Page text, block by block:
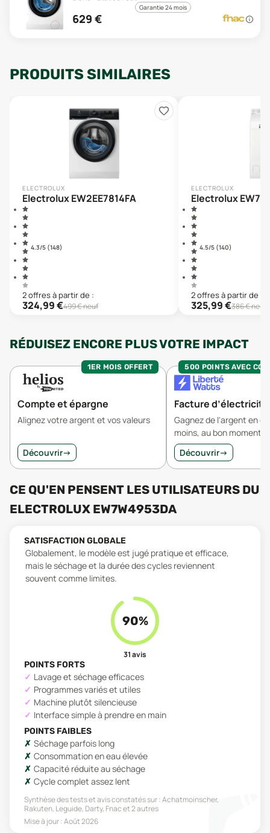
Garantie 24 mois
629 €
PRODUITS SIMILAIRES
ELECTROLUX
Electrolux EW2EE7814FA
4.3/5 (148)
2offresà partir de :
324,99€499€ neuf
ELECTROLUX
Electrolux
4.5/5 (140)
2offresà partir de :
325,99€386€ neuf
RÉDUISEZ ENCORE PLUS VOTRE IMPACT
1ER MOIS OFFERT
Compte et épargne
Alignez votre argent et vos valeurs
Découvrir→
500 POINTS AVEC
Facture d’électricité
Gagnez de l'argent en
moins, au bon moment.
Découvrir→
CE QU'EN PENSENT LES UTILISATEURS DU
ELECTROLUX EW7W4953DA
SATISFACTION GLOBALE
Globalement, le modèle est jugé pratique et efficace,
mais le séchage et la durée des cycles reviennent
souvent comme limites.
90%
31avis
POINTS FORTS
Lavage et séchage efficaces
Programmes variés et utiles
Machine plutôt silencieuse
Interface simple à prendre en main
POINTS FAIBLES
Séchage parfois long
Consommation en eau élevée
Capacité réduite au séchage
Cycle complet assez lent
Synthèse des tests et avis constatés sur :Achatmoinscher,
Rakuten, Leguide, Darty, Fnacet 2 autres
Mise à jour :Août 2026